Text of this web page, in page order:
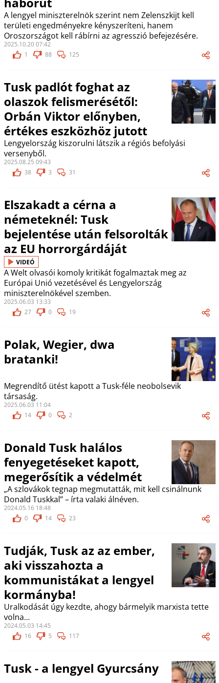
A lengyel miniszterelnök szerint nem Zelenszkijt kell
területi engedményekre kényszeríteni, hanem
Oroszországot kell rábírni az agresszió befejezésére.
2025.10.20 07:42
1
88 125
Tusk padlót foghat az
olaszok felismerésétől:
Orbán Viktor előnyben,
értékes eszközhöz jutott
Lengyelország kiszorulni látszik a régiós befolyási
versenyből.
2025.08.25 09:43
38
3 31
Elszakadt a cérna a
németeknél: Tusk
bejelentése után felsorolták
az EU horrorgárdáját
VIDEÓ
A Welt olvasói komoly kritikát fogalmaztak meg az
Európai Unió vezetésével és Lengyelország
miniszterelnökével szemben.
2025.06.03 13:33
27
0 19
Polak, Wegier, dwa
bratanki!
Megrendítő ütést kapott a Tusk-féle neobolsevik
társaság.
2025.06.03 11:04
14
0 2
Donald Tusk halálos
fenyegetéseket kapott,
megerősítik a védelmét
„A szlovákok tegnap megmutatták, mit kell csinálnunk
Donald Tuskkal” – írta valaki álnéven.
2024.05.16 18:48
0
14 23
Tudják, Tusk az az ember,
aki visszahozta a
kommunistákat a lengyel
kormányba!
Uralkodását úgy kezdte, ahogy bármelyik marxista tette
volna...
2024.05.03 14:45
16
5 117
Tusk - a lengyel Gyurcsány